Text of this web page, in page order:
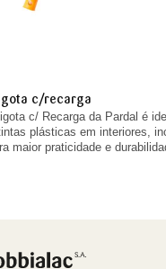
c/recarga
c/ Recarga da Pardal é
plásticas em interiores,
maior praticidade e